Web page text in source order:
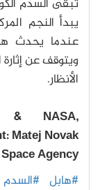
يبدأ النجم
عندما يحدث
ويتوقف عن
الأنظار.
& NASA,
Matej Novak
Agency
#هابل #السدم